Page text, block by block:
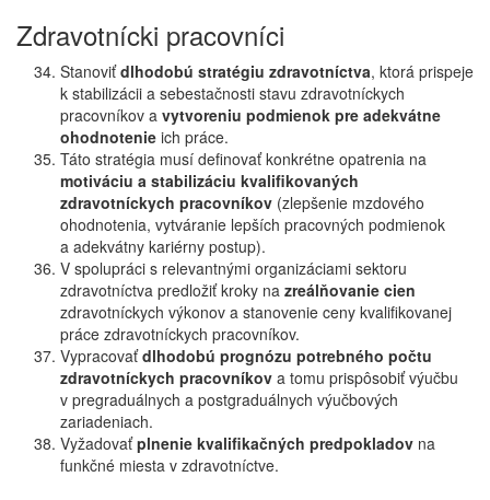
Zdravotnícki pracovníci
Stanoviťdlhodobú stratégiu zdravotníctva, ktorá prispeje
k stabilizácii a sebestačnosti stavu zdravotníckych
pracovníkov a vytvoreniu podmienok pre adekvátne
ohodnotenie ich práce.
Táto stratégia musí definovať konkrétne opatrenia na
motiváciu a stabilizáciu kvalifikovaných
zdravotníckych pracovníkov (zlepšenie mzdového
ohodnotenia, vytváranie lepších pracovných podmienok
a adekvátny kariérny postup).
V spolupráci s relevantnými organizáciami sektoru
zdravotníctva predložiť kroky na zreálňovanie cien
zdravotníckych výkonov a stanovenie ceny kvalifikovanej
práce zdravotníckych pracovníkov.
Vypracovaťdlhodobú prognózu potrebného počtu
zdravotníckych pracovníkov a tomu prispôsobiť výučbu
v pregraduálnych a postgraduálnych výučbových
zariadeniach.
Vyžadovaťplnenie kvalifikačných predpokladov na
funkčné miesta v zdravotníctve.